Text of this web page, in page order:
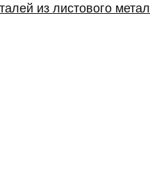
из листового